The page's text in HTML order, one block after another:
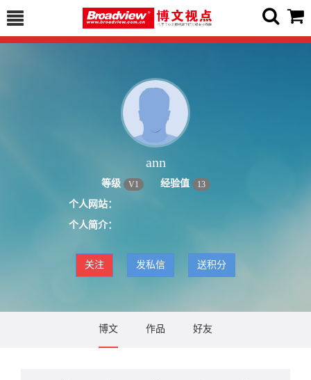
ann
等级 V1 经验值 13
个人网站：
个人简介：
关注 发私信 送积分
博文 作品 好友